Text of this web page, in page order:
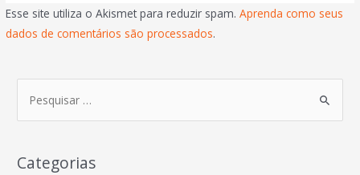
Esse site utiliza o Akismet para reduzir spam.Aprenda como seus
dados de comentários são processados.
Categorias